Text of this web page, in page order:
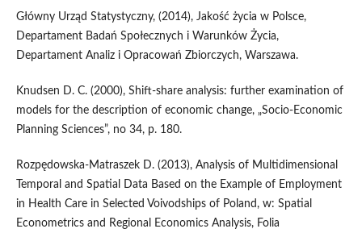
Główny Urząd Statystyczny, (2014), Jakość życia w Polsce,
Departament Badań Społecznych i Warunków Życia,
Departament Analiz i Opracowań Zbiorczych, Warszawa.
Knudsen D. C. (2000), Shift-share analysis: further examination of
models for the description of economic change, „Socio-Economic
Planning Sciences”, no 34, p. 180.
Rozpędowska-Matraszek D. (2013), Analysis of Multidimensional
Temporal and Spatial Data Based on the Example of Employment
in Health Care in Selected Voivodships of Poland, w: Spatial
Econometrics and Regional Economics Analysis, Folia